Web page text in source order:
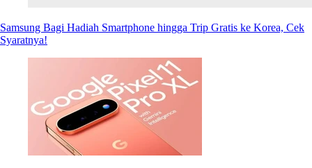
Samsung Bagi Hadiah Smartphone hingga Trip Gratis ke Korea, Cek
Syaratnya!